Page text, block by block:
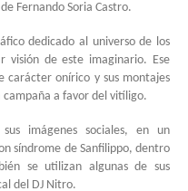
Fernando Soria Castro.
dedicado al universo de los
visión de este imaginario. Ese
carácter onírico y sus montajes
campaña a favor del vitíligo.
imágenes sociales, en un
síndrome de Sanfilippo, dentro
se utilizan algunas de sus
del DJ Nitro.